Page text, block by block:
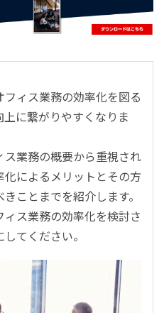
ス
ドコンピューティング
ィス業務の効率化を図る
に繋がりやすくなりま
業務の概要から重視され
によるメリットとその方
ことまでを紹介します。
ス業務の効率化を検討さ
てください。